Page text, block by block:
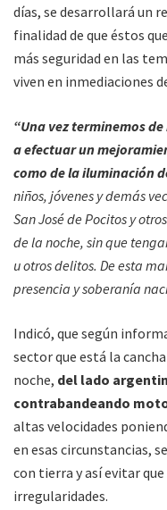
días, se desarrollará un
finalidad de que éstos
más seguridad en las
viven en inmediaciones
“Una vez terminemos
a efectuar un
como de la iluminación
niños, jóvenes y demás
San José de Pocitos y
de la noche, sin que
u otros delitos. De esta
presencia y soberanía
Indicó, que según
sector que está la
noche, del lado
contrabandeando
altas velocidades
en esas circunstancias,
con tierra y así evitar
irregularidades.